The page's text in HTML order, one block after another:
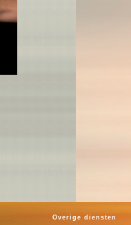
Overige diensten